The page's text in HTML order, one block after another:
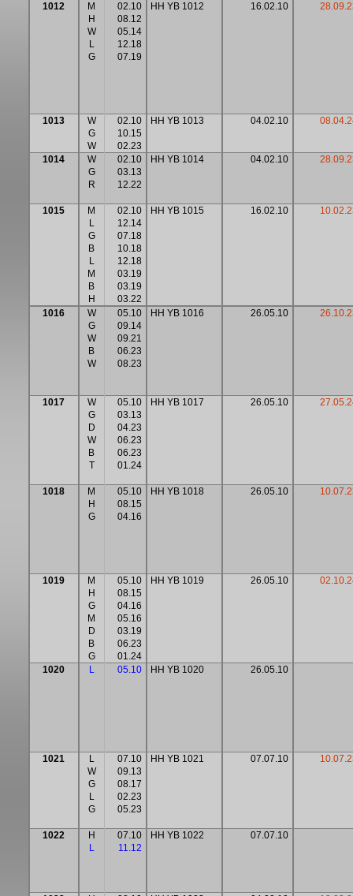
1012
M
H
W
L
G
02.10
08.12
05.14
12.18
07.19
HH YB 1012 16.02.10
1013
W
G
W
02.10
10.15
02.23
HH YB 1013 04.02.10
1014
W
G
R
02.10
03.13
12.22
HH YB 1014 04.02.10
1015
M
L
G
B
L
M
B
H
02.10
12.14
07.18
10.18
12.18
03.19
03.19
03.22
HH YB 1015 16.02.10
1016
W
G
W
B
W
05.10
09.14
09.21
06.23
08.23
HH YB 1016 26.05.10
1017
W
G
D
W
B
T
05.10
03.13
04.23
06.23
06.23
01.24
HH YB 1017 26.05.10
1018
M
H
G
05.10
08.15
04.16
HH YB 1018 26.05.10
1019
M
H
G
M
D
B
G
05.10
08.15
04.16
05.16
03.19
06.23
01.24
HH YB 1019 26.05.10
1020 L 05.10 HH YB 1020 26.05.10
1021
L
W
G
L
G
07.10
09.13
08.17
02.23
05.23
HH YB 1021 07.07.10
1022
H
L
07.10
11.12
HH YB 1022 07.07.10